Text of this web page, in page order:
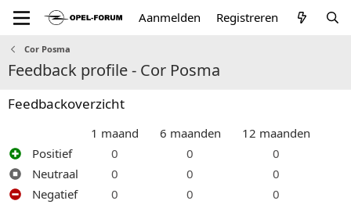
Aanmelden Registreren
Cor Posma
Feedback profile - Cor Posma
Feedbackoverzicht
1 maand 6 maanden
12 maanden
Positief
0 0
0
Neutraal
0 0
0
Negatief
0 0
0